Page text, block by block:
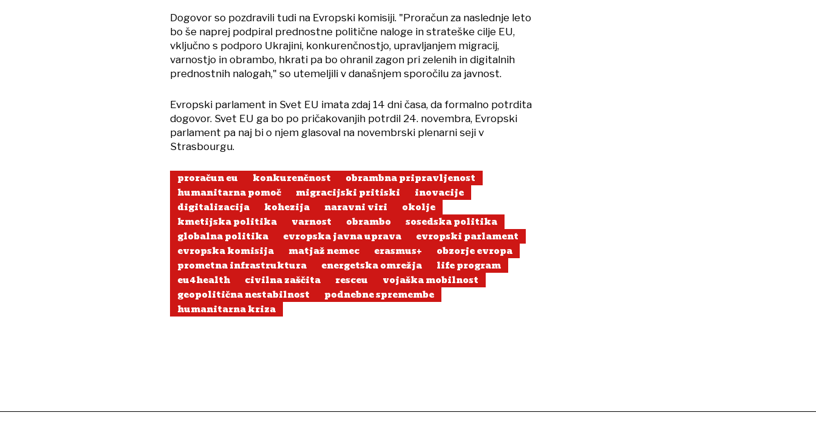
Dogovor so pozdravili tudi na Evropski komisiji. "Proračun za naslednje leto
bo še naprej podpiral prednostne politične naloge in strateške cilje EU,
vključno s podporo Ukrajini, konkurenčnostjo, upravljanjem migracij,
varnostjo in obrambo, hkrati pa bo ohranil zagon pri zelenih in digitalnih
prednostnih nalogah," so utemeljili v današnjem sporočilu za javnost.
Evropski parlament in Svet EU imata zdaj 14 dni časa, da formalno potrdita
dogovor. Svet EU ga bo po pričakovanjih potrdil 24. novembra, Evropski
parlament pa naj bi o njem glasoval na novembrski plenarni seji v
Strasbourgu.
proračun eu konkurenčnost
obrambna pripravljenost
humanitarna pomoč
migracijski pritiski
inovacije
digitalizacija
kohezija naravni viri
okolje
kmetijska politika
varnost obrambo
sosedska politika
globalna politika
evropska javna uprava
evropski parlament
evropska komisija
matjaž nemec erasmus+
obzorje evropa
prometna infrastruktura
energetska omrežja
life program
eu4health
civilna zaščita resceu
vojaška mobilnost
geopolitična nestabilnost
podnebne spremembe
humanitarna kriza